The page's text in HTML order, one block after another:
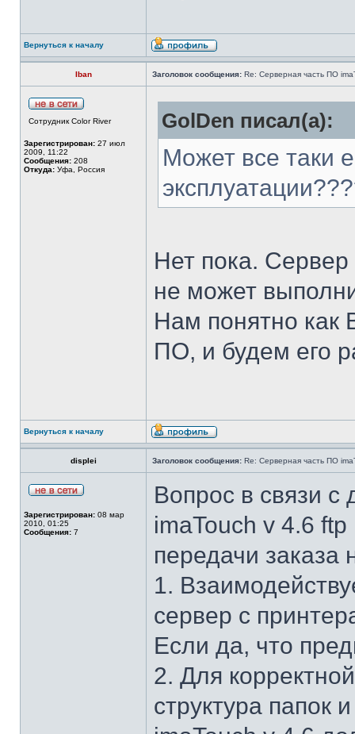
Вернуться к началу
Iban Заголовок сообщения: Re: Серверная часть ПО
Сотрудник Color River
Зарегистрирован: 27 июл
2009, 11:22
Сообщения: 208
Откуда: Уфа, Россия
GolDen писал(а):
Может все таки
Нет пока. Сервер
не может
Нам понятно как
ПО, и будем его
Вернуться к началу
displei Заголовок сообщения: Re: Серверная часть ПО
Зарегистрирован: 08 мар
2010, 01:25
Сообщения: 7
Вопрос в связи
imaTouch v 4.6
передачи заказа
1.
сервер с
Если да, что
2. Для
структура папок